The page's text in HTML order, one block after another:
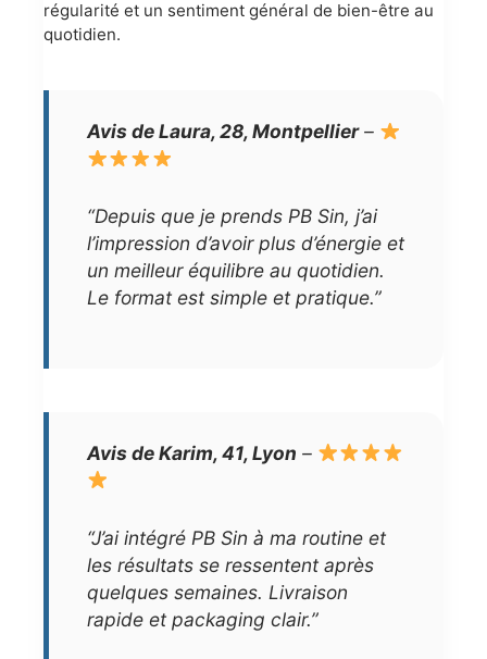
régularité et un sentiment général de bien-être au
quotidien.
Avis de Laura, 28, Montpellier–
“Depuis que je prends PB Sin, j’ai
l’impression d’avoir plus d’énergie et
un meilleur équilibre au quotidien.
Le format est simple et pratique.”
Avis de Karim, 41, Lyon –
“J’ai intégré PB Sin à ma routine et
les résultats se ressentent après
quelques semaines. Livraison
rapide et packaging clair.”